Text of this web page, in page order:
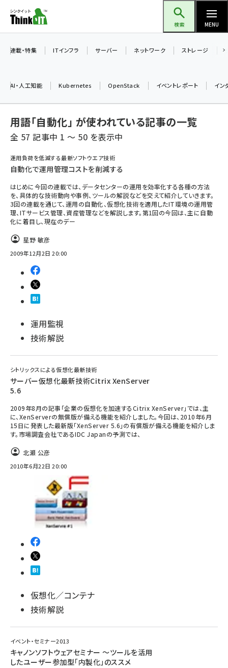
ン
ツ
検索 MENU
ai (2497)
加藤銘のチーム貢献～仲間と築いた勝利の絆～ (2315)
iot女子会 (2281)
北海道をのんびり旅する晴山佳須夫のヒント集！ (2037)
drupal (1956)
genai (1484)
連載・特集 ITインフラ サーバー ネットワーク ストレージ
AI・人工知能 Kubernetes OpenStack イベントレポート イン
用語「自動化」 が使われている記事の一覧
全 57 記事中 1 ～ 50 を表示中
運用負荷を低減する最新ソフトウエア技術
自動化で運用管理コストを削減する
はじめに今回の連載では、データセンターの運用を効率化する各種の方法
を、具体的な技術動向や事例、ツールの解説などを交えて紹介していきます。
3回の連載を通じて、運用の自動化、仮想化技術を適用したIT環境の運用管
理、ITサービス管理、資産管理などを解説します。第1回の今回は、主に自動
化に着目し、現在のデー
星野 敏彦
2009年12月2日 20:00
運用監視
技術解説
シトリックスによる仮想化最新技術
サーバー仮想化最新技術Citrix XenServer
5.6
2009年8月の記事「企業の仮想化を加速するCitrix XenServer」では、主
に、XenServerの無償版が備える機能を紹介しました。今回は、2010年6月
15日に発表した最新版「XenServer 5.6」の有償版が備える機能を紹介しま
す。市場調査会社であるIDC Japanの予測では、
北瀬 公彦
2010年6月22日 20:00
仮想化／コンテナ
技術解説
イベント・セミナー2013
キャノンソフトウェアセミナー 〜ツールを活用
したユーザー参加型「内製化」のススメ